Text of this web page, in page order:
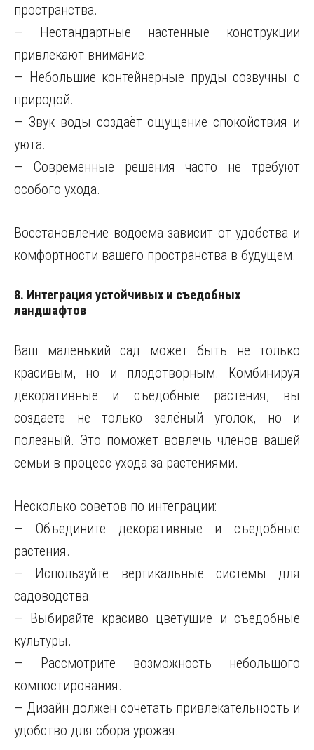
пространства.
— Нестандартные настенные конструкции
привлекают внимание.
— Небольшие контейнерные пруды созвучны с
природой.
— Звук воды создаёт ощущение спокойствия и
уюта.
— Современные решения часто не требуют
особого ухода.
Восстановление водоема зависит от удобства и
комфортности вашего пространства в будущем.
8. Интеграция устойчивых и съедобных
ландшафтов
Ваш маленький сад может быть не только
красивым, но и плодотворным. Комбинируя
декоративные и съедобные растения, вы
создаете не только зелёный уголок, но и
полезный. Это поможет вовлечь членов вашей
семьи в процесс ухода за растениями.
Несколько советов по интеграции:
— Объедините декоративные и съедобные
растения.
— Используйте вертикальные системы для
садоводства.
— Выбирайте красиво цветущие и съедобные
культуры.
— Рассмотрите возможность небольшого
компостирования.
— Дизайн должен сочетать привлекательность и
удобство для сбора урожая.